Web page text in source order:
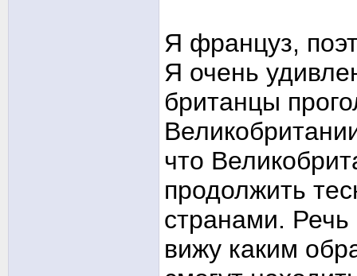
Я француз,
Я очень
британцы
что
продолжить
странами.
вижу каким